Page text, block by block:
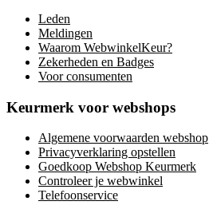
Leden
Meldingen
Waarom WebwinkelKeur?
Zekerheden en Badges
Voor consumenten
Keurmerk voor webshops
Algemene voorwaarden webshop
Privacyverklaring opstellen
Goedkoop Webshop Keurmerk
Controleer je webwinkel
Telefoonservice